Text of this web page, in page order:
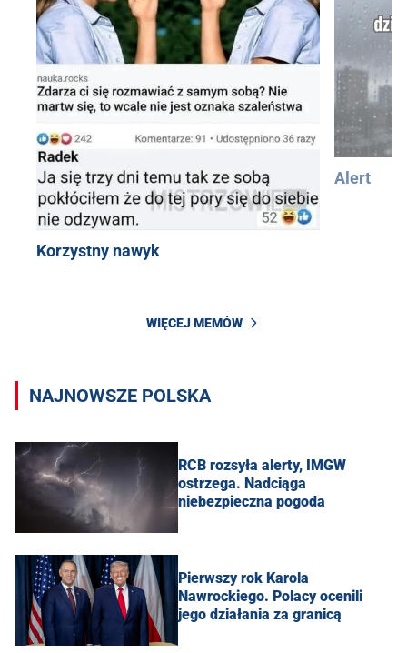
Korzystny nawyk
Alert
WIĘCEJ MEMÓW
NAJNOWSZE POLSKA
RCB rozsyła alerty, IMGW
ostrzega. Nadciąga
niebezpieczna pogoda
Pierwszy rok Karola
Nawrockiego. Polacy ocenili
jego działania za granicą